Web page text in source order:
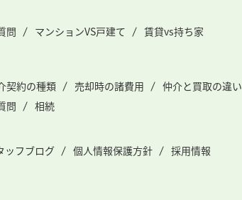
問 マンションVS戸建て 賃貸vs持ち家
契約の種類 売却時の諸費用
仲介と買取の違い
問 相続
ッフブログ 個人情報保護方針 採用情報